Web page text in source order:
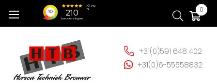
naar
0
+31(0)591 648 402
+31(0)6-55558832